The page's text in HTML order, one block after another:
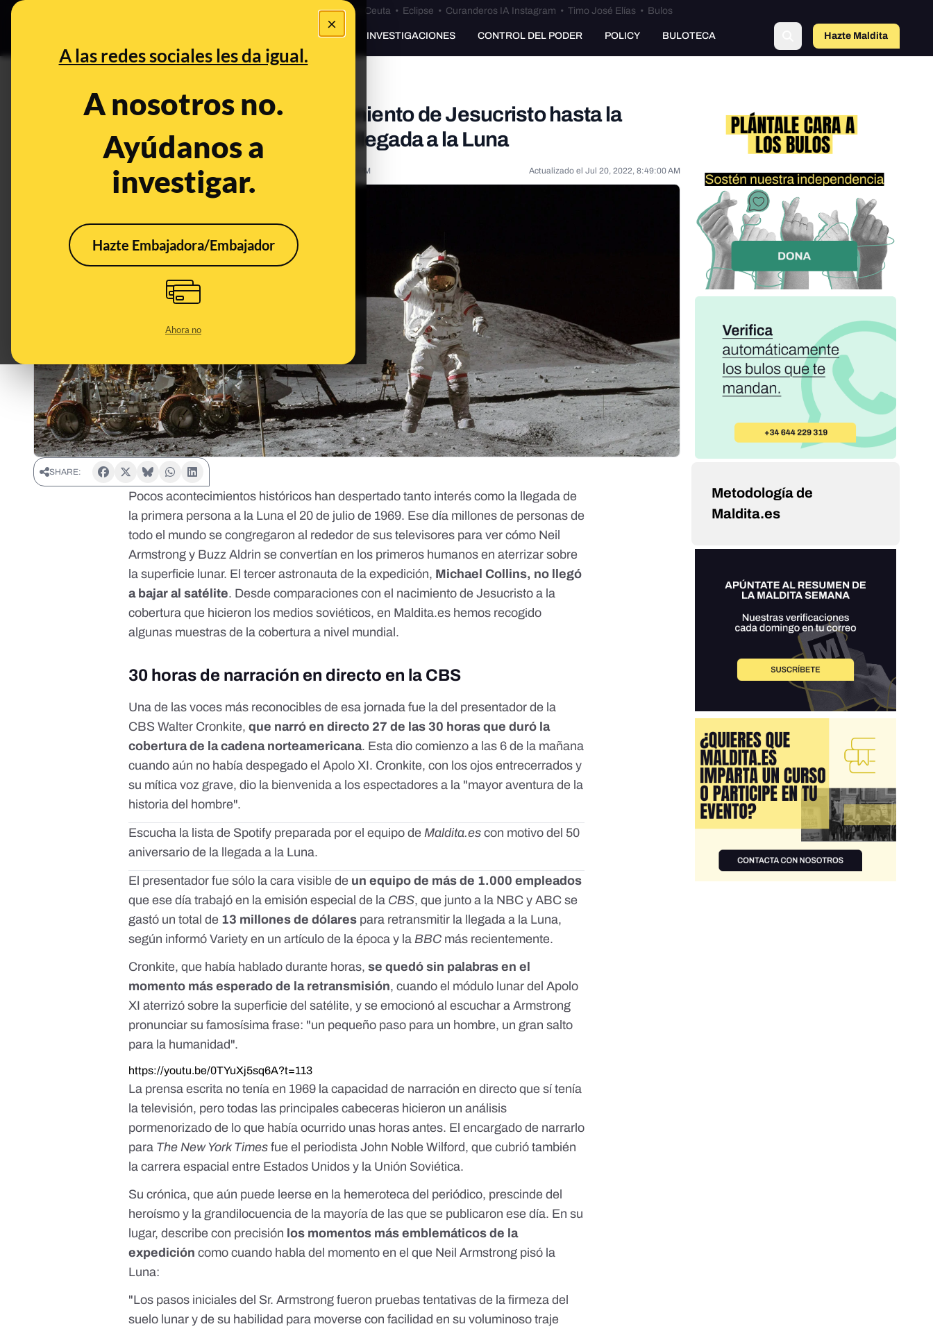
×
A las redes sociales les da igual.
A nosotros no.
Ayúdanos a
investigar.
Hazte Embajadora/Embajador
Ahora no
Especial Ceuta•Bulos Ceuta • Eclipse • Curanderos IA Instagram • Timo José Elías • Bulos
PREBUNKING INVESTIGACIONES CONTROL DEL PODER POLICY BULOTECA Hazte Maldito
Desde comparaciones con el nacimiento de Jesucristo hasta la
cobertura soviética: así se narró la llegada a la Luna
Jul 21, 2020, 5:03:00 PM Actualizado el Jul 20, 2022, 8:49:00 AM
SHARE:
Pocos acontecimientos históricos han despertado tanto interés como la llegada de
la primera persona a la Luna el 20 de julio de 1969. Ese día millones de personas de
todo el mundo se congregaron al rededor de sus televisores para ver cómo Neil
Armstrong y Buzz Aldrin se convertían en los primeros humanos en aterrizar sobre
la superficie lunar. El tercer astronauta de la expedición, Michael Collins, no llegó
a bajar al satélite. Desde comparaciones con el nacimiento de Jesucristo a la
cobertura que hicieron los medios soviéticos, en Maldita.es hemos recogido
algunas muestras de la cobertura a nivel mundial.
30 horas de narración en directo en la CBS
Una de las voces más reconocibles de esa jornada fue la del presentador de la
CBS Walter Cronkite,que narró en directo 27 de las 30 horas que duró la
cobertura de la cadena norteamericana. Esta dio comienzo a las 6 de la mañana
cuando aún no había despegado el Apolo XI. Cronkite, con los ojos entrecerrados y
su mítica voz grave, dio la bienvenida a los espectadores a la "mayor aventura de la
historia del hombre".
Escucha la lista de Spotify preparada por el equipo deMaldita.es con motivo del 50
aniversario de la llegada a la Luna.
El presentador fue sólo la cara visible de un equipode más de 1.000 empleados
que ese día trabajó en la emisión especial de la CBS, que junto a la NBC y ABC se
gastó un total de 13 millones de dólares para retransmitir la llegada a la Luna,
según informó Varietyen un artículo de la época y laBBC más recientemente.
Cronkite, que había hablado durante horas,se quedó sin palabras en el
momento más esperado de la retransmisión, cuando el módulo lunar del Apolo
XI aterrizó sobre la superficie del satélite, y se emocionó al escuchar a Armstrong
pronunciar su famosísima frase: "un pequeño paso para un hombre, un gran salto
para la humanidad".
https://youtu.be/0TYuXj5sq6A?t=113
La prensa escrita no tenía en 1969 la capacidad de narración en directo que sí tenía
la televisión, pero todas las principales cabeceras hicieron un análisis
pormenorizado de lo que había ocurrido unas horas antes. El encargado de narrarlo
para The New York Times fue el periodista John Noble Wilford, que cubrió también
la carrera espacial entre Estados Unidos y la Unión Soviética.
Su crónica, que aún puede leerseen la hemeroteca del periódico, prescinde del
heroísmo y la grandilocuencia de la mayoría de las que se publicaron ese día. En su
lugar, describe con precisión los momentos más emblemáticos de la
expedición como cuando habla del momento en el que Neil Armstrong pisó la
Luna:
"Los pasos iniciales del Sr. Armstrong fueron pruebas tentativas de la firmeza del
suelo lunar y de su habilidad para moverse con facilidad en su voluminoso traje
Metodología de
Maldita.es